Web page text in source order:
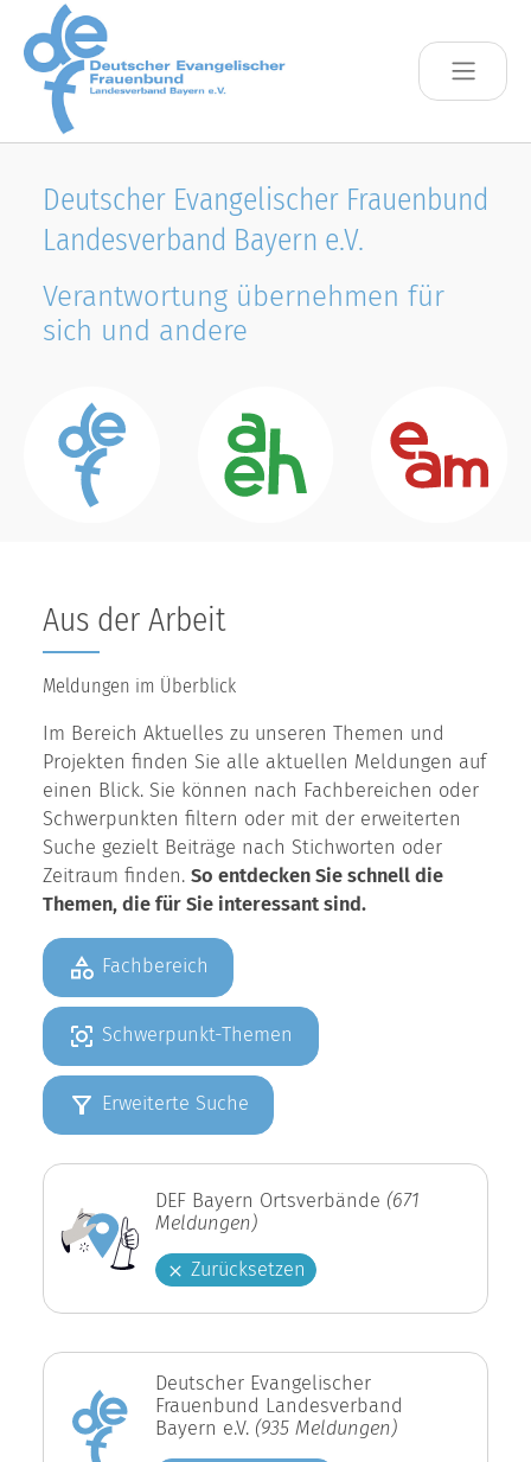
Skip to main content
Deutscher Evangelischer Frauenbund
Landesverband Bayern e.V.
Verantwortung übernehmen für
sich und andere
Aus der Arbeit
Meldungen im Überblick
Im Bereich Aktuelles zu unseren Themen und
Projekten finden Sie alle aktuellen Meldungen auf
einen Blick. Sie können nach Fachbereichen oder
Schwerpunkten filtern oder mit der erweiterten
Suche gezielt Beiträge nach Stichworten oder
Zeitraum finden. So entdecken Sie schnell die
Themen, die für Sie interessant sind.
Fachbereich
Schwerpunkt-Themen
Erweiterte Suche
DEF Bayern Ortsverbände (671
Meldungen)
Zurücksetzen
Deutscher Evangelischer
Frauenbund Landesverband
Bayern e.V. (935 Meldungen)